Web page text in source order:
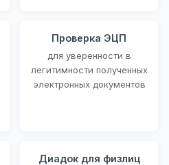
Проверка ЭЦП
для уверенности в
легитимности полученных
электронных документов
Диадок для физлиц